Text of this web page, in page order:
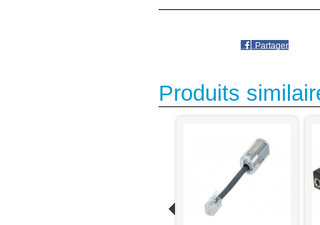
Partager
Produits